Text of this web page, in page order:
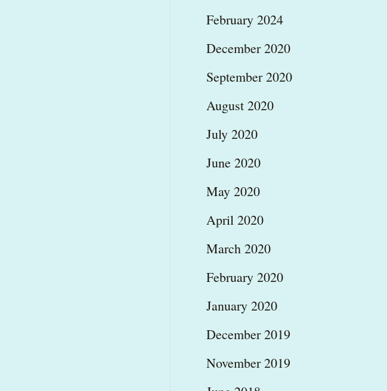
February 2024
December 2020
September 2020
August 2020
July 2020
June 2020
May 2020
April 2020
March 2020
February 2020
January 2020
December 2019
November 2019